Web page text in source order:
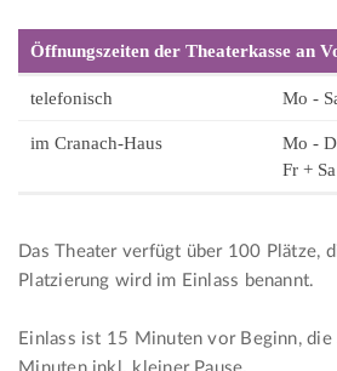
Öffnungszeiten der Theaterkasse an
telefonisch Mo -
im Cranach-Haus
Mo -
Fr +
Das Theater verfügt über 100 Plätze,
Platzierung wird im Einlass benannt.
Einlass ist 15 Minuten vor Beginn,